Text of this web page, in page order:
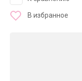
В избранное